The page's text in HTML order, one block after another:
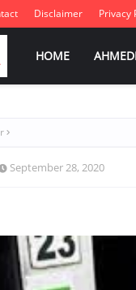
Disclaimer Privacy
HOME
September 28, 2020